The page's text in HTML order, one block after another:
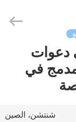
دعوات
في
شنتشن، الصين